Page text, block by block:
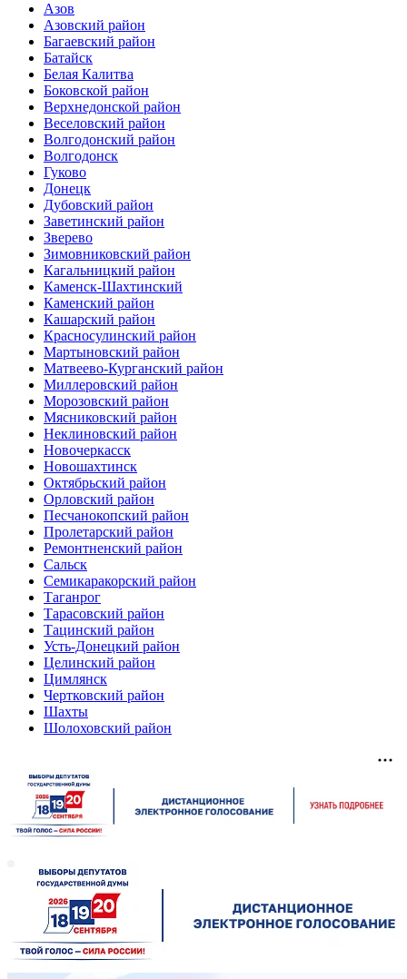
Азов
Азовский район
Багаевский район
Батайск
Белая Калитва
Боковской район
Верхнедонской район
Веселовский район
Волгодонский район
Волгодонск
Гуково
Донецк
Дубовский район
Заветинский район
Зверево
Зимовниковский район
Кагальницкий район
Каменск-Шахтинский
Каменский район
Кашарский район
Красносулинский район
Мартыновский район
Матвеево-Курганский район
Миллеровский район
Морозовский район
Мясниковский район
Неклиновский район
Новочеркасск
Новошахтинск
Октябрьский район
Орловский район
Песчанокопский район
Пролетарский район
Ремонтненский район
Сальск
Семикаракорский район
Таганрог
Тарасовский район
Тацинский район
Усть-Донецкий район
Целинский район
Цимлянск
Чертковский район
Шахты
Шолоховский район